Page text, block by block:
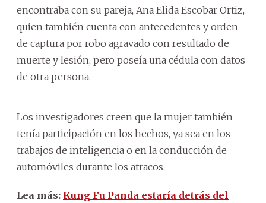
encontraba con su pareja, Ana Elida Escobar Ortiz,
quien también cuenta con antecedentes y orden
de captura por robo agravado con resultado de
muerte y lesión, pero poseía una cédula con datos
de otra persona.
Los investigadores creen que la mujer también
tenía participación en los hechos, ya sea en los
trabajos de inteligencia o en la conducción de
automóviles durante los atracos.
Lea más: Kung Fu Panda estaría detrás del